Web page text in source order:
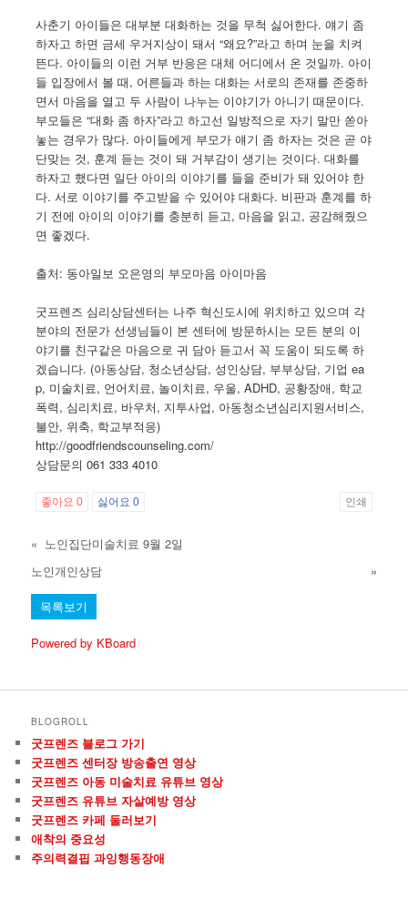
사춘기 아이들은 대부분 대화하는 것을 무척 싫어한다. 얘기 좀
하자고 하면 금세 우거지상이 돼서 “왜요?”라고 하며 눈을 치켜
뜬다. 아이들의 이런 거부 반응은 대체 어디에서 온 것일까. 아이
들 입장에서 볼 때, 어른들과 하는 대화는 서로의 존재를 존중하
면서 마음을 열고 두 사람이 나누는 이야기가 아니기 때문이다.
부모들은 “대화 좀 하자”라고 하고선 일방적으로 자기 말만 쏟아
놓는 경우가 많다. 아이들에게 부모가 얘기 좀 하자는 것은 곧 야
단맞는 것, 훈계 듣는 것이 돼 거부감이 생기는 것이다. 대화를
하자고 했다면 일단 아이의 이야기를 들을 준비가 돼 있어야 한
다. 서로 이야기를 주고받을 수 있어야 대화다. 비판과 훈계를 하
기 전에 아이의 이야기를 충분히 듣고, 마음을 읽고, 공감해줬으
면 좋겠다.
출처: 동아일보 오은영의 부모마음 아이마음
굿프렌즈 심리상담센터는 나주 혁신도시에 위치하고 있으며 각
분야의 전문가 선생님들이 본 센터에 방문하시는 모든 분의 이
야기를 친구같은 마음으로 귀 담아 듣고서 꼭 도움이 되도록 하
겠습니다. (아동상담, 청소년상담, 성인상담, 부부상담, 기업 ea
p, 미술치료, 언어치료, 놀이치료, 우울, ADHD, 공황장애, 학교
폭력, 심리치료, 바우처, 지투사업, 아동청소년심리지원서비스,
불안, 위축, 학교부적응)
http://goodfriendscounseling.com/
상담문의 061 333 4010
좋아요0 싫어요0 인쇄
« 노인집단미술치료 9월 2일
노인개인상담
»
목록보기
Powered by KBoard
BLOGROLL
굿프렌즈 블로그 가기
굿프렌즈 센터장 방송출연 영상
굿프렌즈 아동 미술치료 유튜브 영상
굿프렌즈 유튜브 자살예방 영상
굿프렌즈 카페 둘러보기
애착의 중요성
주의력결핍 과잉행동장애